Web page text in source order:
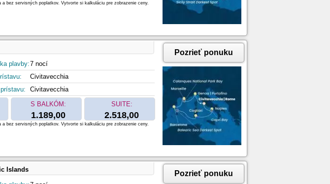
bez servisných poplatkov. Vytvorte si kalkuláciu pre zobrazenie ceny.
plavby:7 nocí
Civitavecchia
prístavu:
Civitavecchia
S BALKÓM:
1.189,00
SUITE:
2.518,00
Pozrieť ponuku
bez servisných poplatkov. Vytvorte si kalkuláciu pre zobrazenie ceny.
Islands Pozrieť ponuku